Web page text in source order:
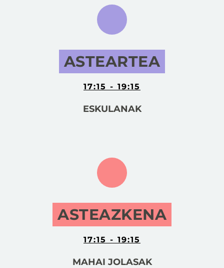
ASTEARTEA
17:15 - 19:15
ESKULANAK
ASTEAZKENA
17:15 - 19:15
MAHAI JOLASAK